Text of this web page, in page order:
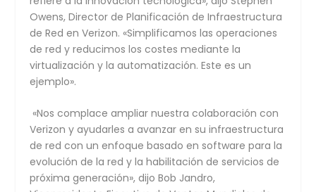
Owens, Director de Planificación de Infraestructura
de Red en Verizon. «Simplificamos las operaciones
de red y reducimos los costes mediante la
virtualización y la automatización. Este es un
ejemplo».
«Nos complace ampliar nuestra colaboración con
Verizon y ayudarles a avanzar en su infraestructura
de red con un enfoque basado en software para la
evolución de la red y la habilitación de servicios de
próxima generación», dijo Bob Jandro,